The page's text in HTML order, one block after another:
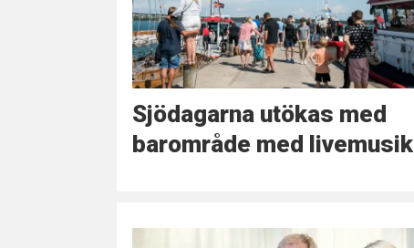
Sjödagarna utökas med
barområde med livemusik